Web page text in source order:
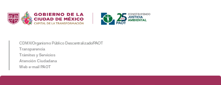
CDMX/Organismo Público Descentralizado/PAOT
Transparencia
Trámites y Servicios
Atención Ciudadana
Web e-mail PAOT